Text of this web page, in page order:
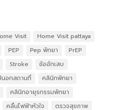
Visit
Home Visit pattaya
PEP Pep พัทยา
PrEP
Stroke
ข้ออักเสบ
นอกสถานที่
คลินิกพัทยา
คลินิกอายุรกรรมพัทยา
คลื่นไฟฟ้าหัวใจ
ตรวจสุขภาพ